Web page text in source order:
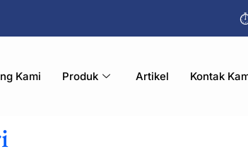
Kami Produk Artikel Kontak